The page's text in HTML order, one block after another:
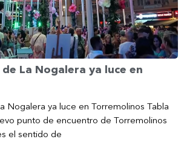
de La Nogalera ya luce en
Nogalera ya luce en Torremolinos Tabla
punto de encuentro de Torremolinos
el sentido de